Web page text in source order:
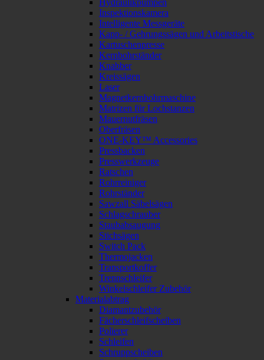
Hydraulikpumpen
Inspektionskamera
Intelligente Messgeräte
Kapp- / Gehrungssägen und Arbeitstische
Kartuschenpresse
Kernbohrständer
Knabber
Kreissägen
Laser
Magnetkernbohrmaschine
Matrizen für Lochstanzen
Mauernutfräsen
Oberfräsen
ONE-KEY™ Accessories
Pressbacken
Presswerkzeuge
Ratschen
Rohrreiniger
Rohrständer
Sawzall Säbelsägen
Schlagschrauber
Staubabsaugung
Stichsägen
Switch Pack
Thermojacken
Transportkoffer
Trennschleifer
Winkelschleifer Zubehör
Materialabtrag
Diamantzubehör
Fächerschleifscheiben
Polierer
Schleifen
Schruppscheiben